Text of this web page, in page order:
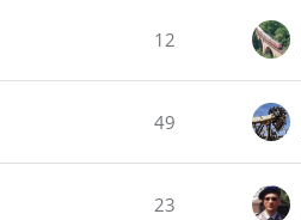
12
49
23